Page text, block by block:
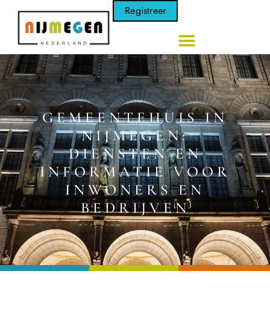
Registreer
GEMEENTEHUIS IN
NIJMEGEN:
DIENSTEN EN
INFORMATIE VOOR
INWONERS EN
BEDRIJVEN